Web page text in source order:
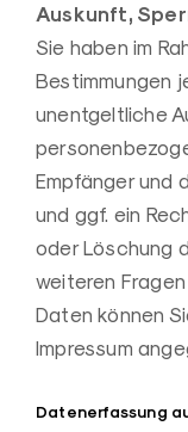
Auskunft,
Sie haben im
Bestimmungen
unentgeltliche
Empfänger und
und ggf. ein
oder Löschung
weiteren
Daten können
Impressum
Datenerfassung